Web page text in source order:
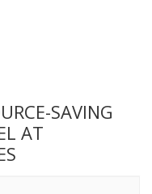
SAVING
AT